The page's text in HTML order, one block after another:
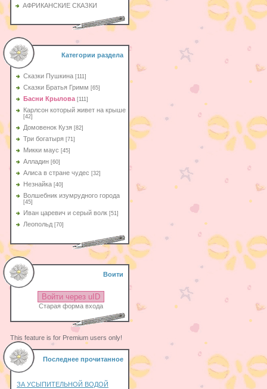
АФРИКАНСКИЕ СКАЗКИ
Категории раздела
Сказки Пушкина [111]
Сказки Братья Гримм [65]
Басни Крылова [111]
Карлсон который живет на крыше
[42]
Домовенок Кузя [82]
Три богатыря [71]
Микки маус [45]
Алладин [60]
Aлиса в стране чудес [32]
Незнайка [40]
Волшебник изумрудного города
[45]
Иван царевич и серый волк [51]
Леопольд [70]
Воити
Войти через uID
Старая форма входа
This feature is for Premium users only!
Последнее прочитанное
ЗА УСЫПИТЕЛЬНОЙ ВОДОЙ